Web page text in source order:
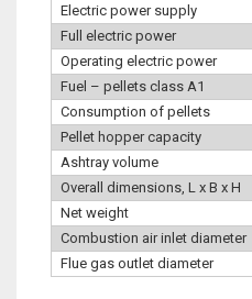
Electric power supply
Full electric power
Operating electric power
Fuel – pellets class A1
Consumption of pellets
Pellet hopper capacity
Ashtray volume
Overall dimensions, L x B x H
Net weight
Combustion air inlet diameter
Flue gas outlet diameter